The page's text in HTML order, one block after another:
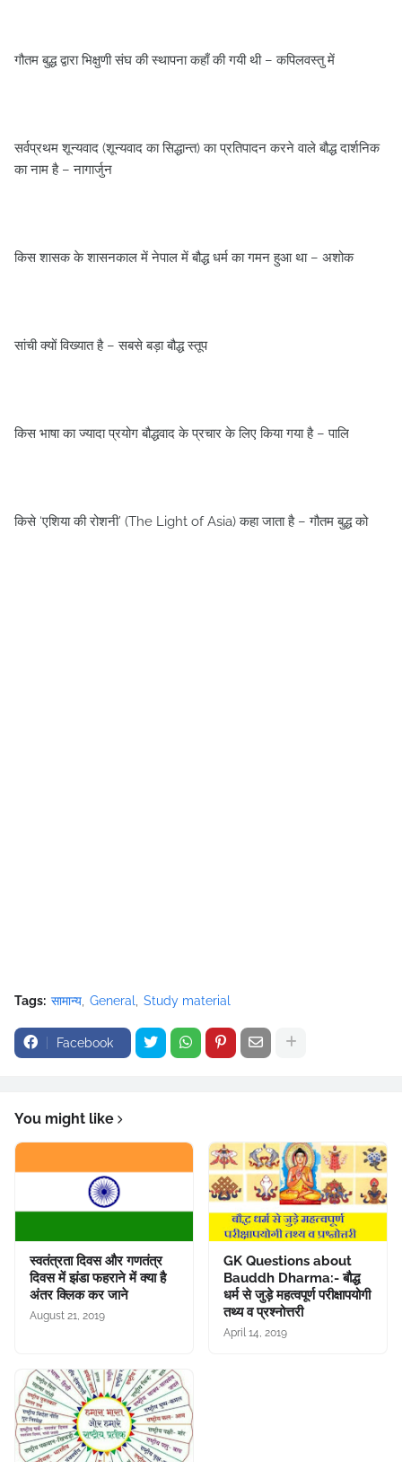
गौतम बुद्ध द्वारा भिक्षुणी संघ की स्‍थापना कहाँ की गयी थी – कपिलवस्‍तु में
सर्वप्रथम शून्‍यवाद (शून्‍यवाद का सिद्धान्‍त) का प्रतिपादन करने वाले बौद्ध दार्शनिक
का नाम है – नागार्जुन
किस शासक के शासनकाल में नेपाल में बौद्ध धर्म का गमन हुआ था – अशोक
सांची क्‍यों विख्‍यात है – सबसे बड़ा बौद्ध स्‍तूप
किस भाषा का ज्‍यादा प्रयोग बौद्धवाद के प्रचार के लिए किया गया है – पालि
किसे ‘एशिया की रोशनी’ (The Light of Asia) कहा जाता है – गौतम बुद्ध को
Tags: सामान्य General Study material
Facebook
You might like
स्वतंत्रता दिवस और गणतंत्र
दिवस में झंडा फहराने में क्या है
अंतर क्लिक कर जाने
August 21, 2019
GK Questions about
Bauddh Dharma:- बौद्ध
धर्म से जुड़े महत्वपूर्ण परीक्षापयोगी
तथ्य व प्रश्नोत्तरी
April 14, 2019